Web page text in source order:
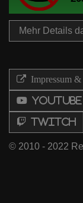
Mehr Details
Impressum &
Youtube
Twitch
© 2010 - 2022